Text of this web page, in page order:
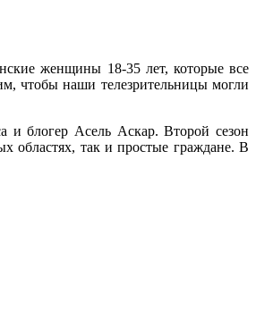
женщины 18-35 лет, которые все
чтобы наши телезрительницы могли
и блогер Асель Аскар. Второй сезон
областях, так и простые граждане. В